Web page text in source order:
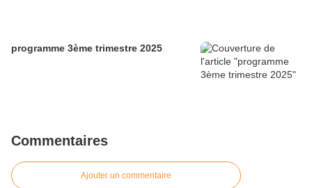
programme 3ème trimestre 2025
Commentaires
Ajouter un commentaire